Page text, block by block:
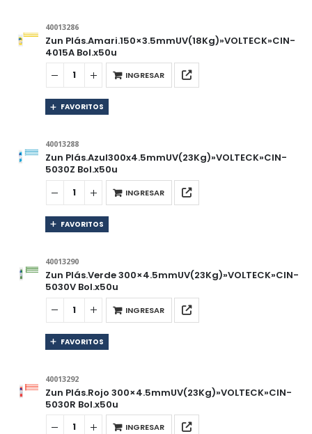
40013286
Zun Plás.Amari.150×3.5mmUV(18Kg)»VOLTECK»CIN-
4015A Bol.x50u
INGRESAR
FAVORITOS
40013288
Zun Plás.Azul300x4.5mmUV(23Kg)»VOLTECK»CIN-
5030Z Bol.x50u
INGRESAR
FAVORITOS
40013290
Zun Plás.Verde 300×4.5mmUV(23Kg)»VOLTECK»CIN-
5030V Bol.x50u
INGRESAR
FAVORITOS
40013292
Zun Plás.Rojo 300×4.5mmUV(23Kg)»VOLTECK»CIN-
5030R Bol.x50u
INGRESAR